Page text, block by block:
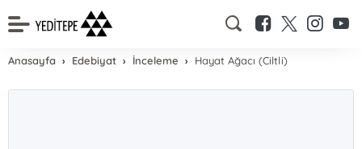
Anasayfa Edebiyat İnceleme Hayat Ağacı (Ciltli)